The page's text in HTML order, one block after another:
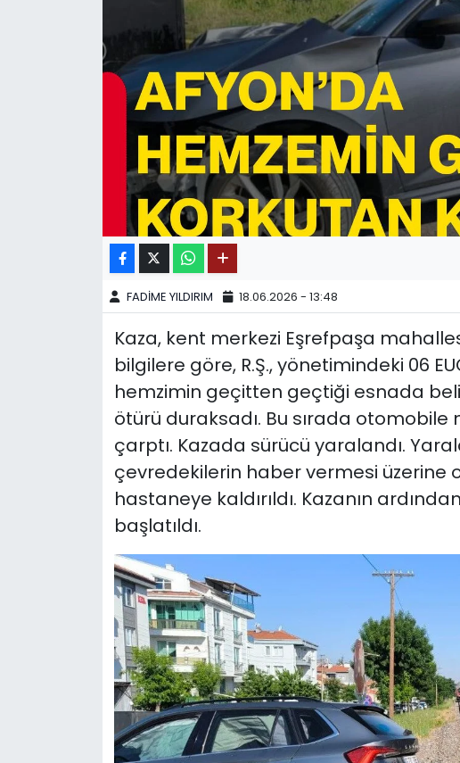
FADİME YILDIRIM 18.06.2026 - 13:48
Kaza, kent merkezi Eşrefpaşa
bilgilere göre, R.Ş., yönetimindeki 06
hemzimin geçitten geçtiği esnada
ötürü duraksadı. Bu sırada otomobile
çarptı. Kazada sürücü yaralandı.
çevredekilerin haber vermesi üzerine
hastaneye kaldırıldı. Kazanın
başlatıldı.
11:11 MANŞET